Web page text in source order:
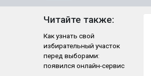
Читайте также:
Как узнать свой
избирательный участок
перед выборами:
появился онлайн-сервис